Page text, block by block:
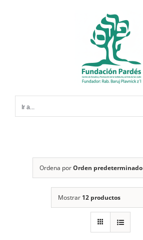
Ir a...
Ordena porOrden predeterminado
Mostrar 12 productos